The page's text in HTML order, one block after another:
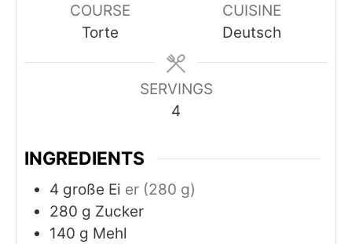
COURSE
Torte
CUISINE
Deutsch
SERVINGS
4
INGREDIENTS
4 große Ei er (280 g)
280 g Zucker
140 g Mehl